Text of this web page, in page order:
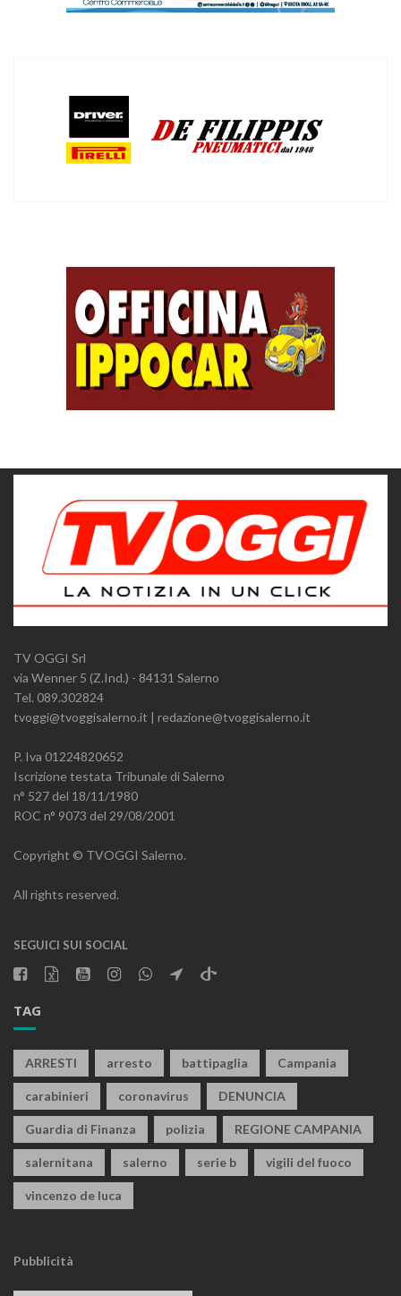
TV OGGI Srl
via Wenner 5 (Z.Ind.) - 84131 Salerno
Tel. 089.302824
tvoggi@tvoggisalerno.it | redazione@tvoggisalerno.it
P. Iva 01224820652
Iscrizione testata Tribunale di Salerno
n° 527 del 18/11/1980
ROC n° 9073 del 29/08/2001
Copyright © TVOGGI Salerno.
All rights reserved.
SEGUICI SUI SOCIAL
TAG
ARRESTI arresto battipaglia Campania
carabinieri coronavirus DENUNCIA
Guardia di Finanza polizia REGIONE CAMPANIA
salernitana salerno serie b vigili del fuoco
vincenzo de luca
Pubblicità